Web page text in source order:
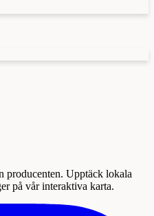
producenten. Upptäck lokala
på vår interaktiva karta.